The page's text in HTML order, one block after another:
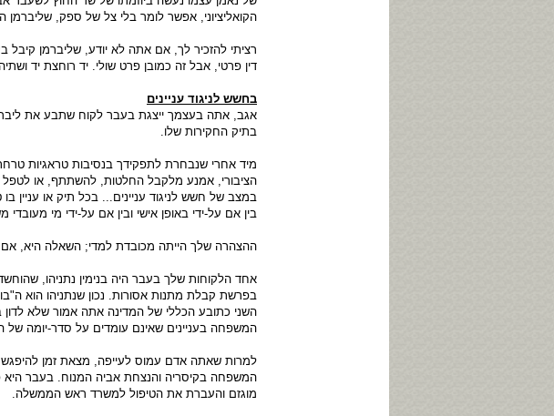
הקואליציוני, אפשר לומר בלי צל של ספק, שליברמן
רציתי להזכיר לך, אם אתה לא יודע, שליברמן קיבל
דין פרטי, אבל זה כמובן פרט שולי. יד רוחצת יד
בחשש לניגוד עניינים
אגב, אתה בעצמך ייצגת בעבר לקוח שתבע את
בתיק החקירות שלו.
מיד אחרי שנבחרת לתפקידך בנסיבות טראגיות
הציבורי, אמנע מלקבל החלטות, להשתתף, או לטפל
במצב של חשש לניגוד עניינים... בכל תיק או עניין
בין אם על-ידי באופן אישי ובין אם על-ידי מי
ההצהרה שלך הייתה מכובדת למדי; השאלה היא,
אחד הלקוחות שלך בעבר היה בנימין נתניהו,
בפרשת קבלת מתנות אסורות. נכון שנתניהו הוא
השני כתובע הכללי של המדינה אתה אמור שלא לדון
המשפחה בעניינים שאינם עומדים על סדר-יומה
למרות שאתה אדם עמוס לעייפה, מצאת זמן להיפגש
המשפחה בקיסריה והנצחת אביה המנוח. בעבר היא
מוגזם והעברת את הטיפול למשרד ראש הממשלה.